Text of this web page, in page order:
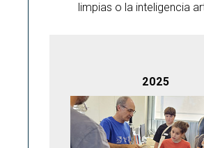
limpias o la inteligencia
2025